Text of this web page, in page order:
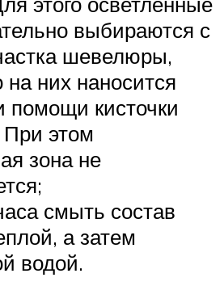
выбираются с
шевелюры,
на них наносится
помощи кисточки
При этом
зона не
смыть состав
а затем
водой.